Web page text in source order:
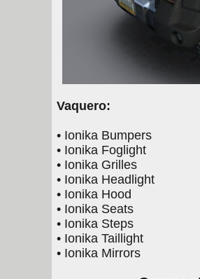
Vaquero:
• Ionika Bumpers
• Ionika Foglight
• Ionika Grilles
• Ionika Headlight
• Ionika Hood
• Ionika Seats
• Ionika Steps
• Ionika Taillight
• Ionika Mirrors